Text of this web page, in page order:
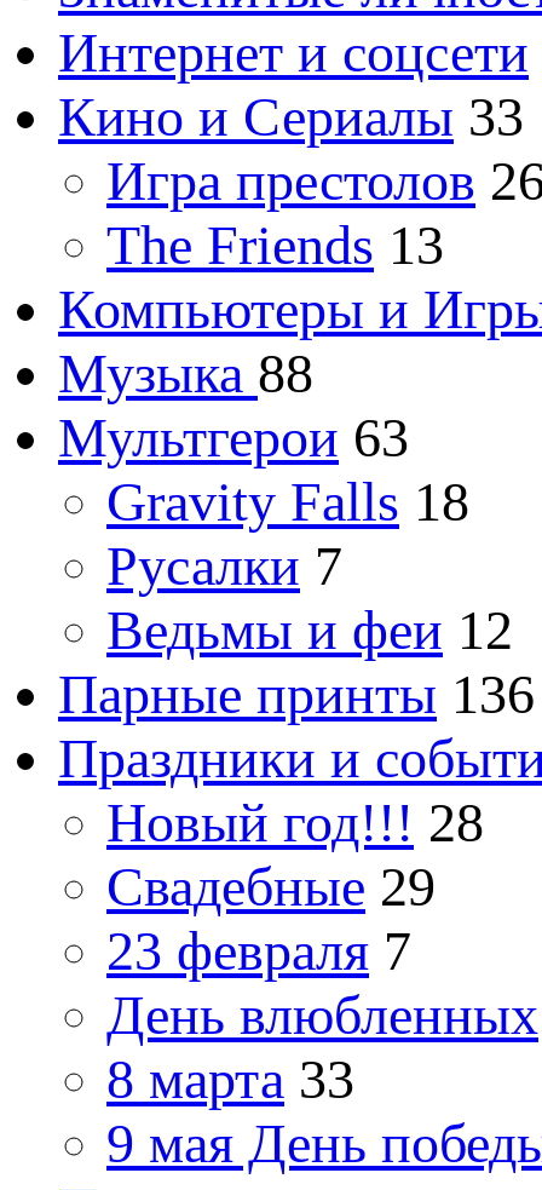
Интернет и соцсети
Кино и Сериалы 33
Игра престолов
The Friends 13
Компьютеры и
Музыка 88
Мультгерои 63
Gravity Falls 18
Русалки 7
Ведьмы и феи 12
Парные принты 136
Праздники и
Новый год!!! 28
Свадебные 29
23 февраля 7
День влюбленных
8 марта 33
9 мая День